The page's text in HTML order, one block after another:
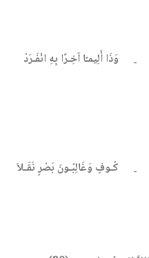
وَذَا أَلِيمـًا آخِـرًا بِهِ انْفَـرَدْ
كُـوفٍ وَغَالِبُـونَ بَصْرٍ نَقَـلاَ